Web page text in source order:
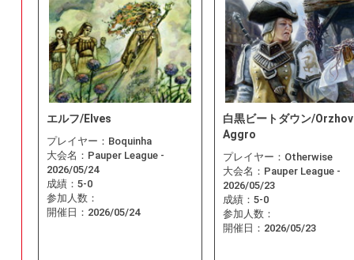
エルフ/Elves
プレイヤー： Boquinha
大会名： Pauper League -
2026/05/24
成績： 5-0
参加人数：
開催日： 2026/05/24
白黒ビートダウン/Orzhov
Aggro
プレイヤー： Otherwise
大会名： Pauper League -
2026/05/23
成績： 5-0
参加人数：
開催日： 2026/05/23